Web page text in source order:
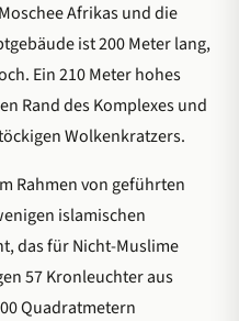
Afrikas und die
ist 200 Meter lang,
Ein 210 Meter hohes
Rand des Komplexes und
Wolkenkratzers.
Rahmen von geführten
islamischen
das für Nicht-Muslime
57 Kronleuchter aus
Quadratmetern